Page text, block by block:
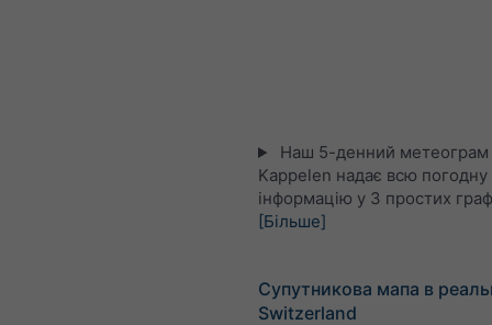
Наш 5-денний метеограм
Kappelen надає всю погодну
інформацію у 3 простих
[Більше]
Супутникова мапа в
Switzerland